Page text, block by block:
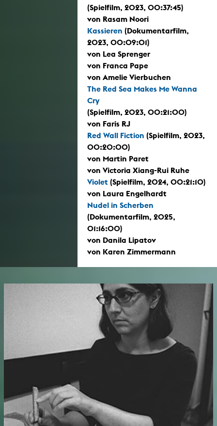
(Spielfilm, 2023, 00:37:45)
von Rasam Noori
Kassieren (Dokumentarfilm,
2023, 00:09:01)
von Lea Sprenger
von Franca Pape
von Amelie Vierbuchen
The Red Sea Makes Me Wanna
Cry
(Spielfilm, 2023, 00:21:00)
von Faris RJ
Red Wall Fiction (Spielfilm, 2023,
00:20:00)
von Martin Paret
von Victoria Xiang-Rui Ruhe
Violet (Spielfilm, 2024, 00:21:10)
von Laura Engelhardt
Nudel in Scherben
(Dokumentarfilm, 2025,
01:16:00)
von Danila Lipatov
von Karen Zimmermann